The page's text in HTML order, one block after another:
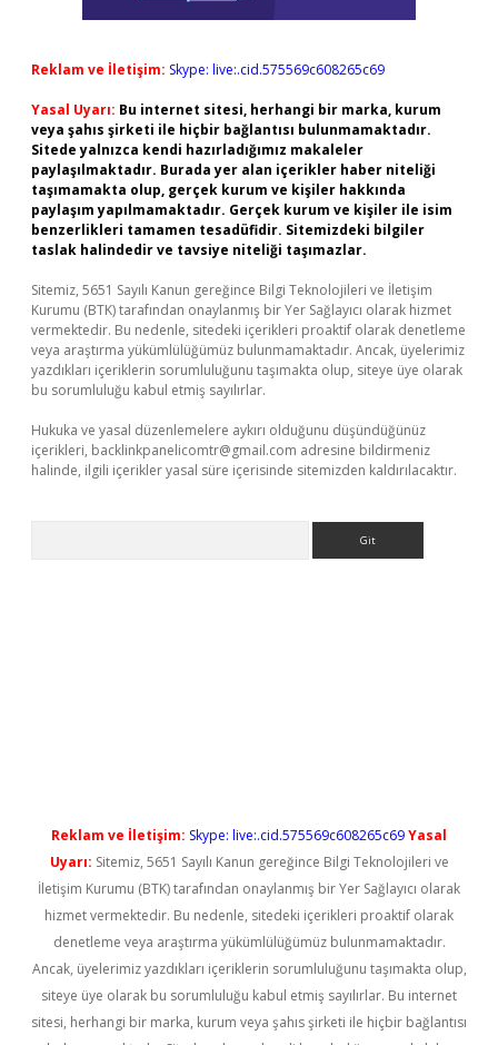
Reklam ve İletişim: Skype: live:.cid.575569c608265c69
Yasal Uyarı: Bu internet sitesi, herhangi bir marka, kurum
veya şahıs şirketi ile hiçbir bağlantısı bulunmamaktadır.
Sitede yalnızca kendi hazırladığımız makaleler
paylaşılmaktadır. Burada yer alan içerikler haber niteliği
taşımamakta olup, gerçek kurum ve kişiler hakkında
paylaşım yapılmamaktadır. Gerçek kurum ve kişiler ile isim
benzerlikleri tamamen tesadüfidir. Sitemizdeki bilgiler
taslak halindedir ve tavsiye niteliği taşımazlar.
Sitemiz, 5651 Sayılı Kanun gereğince Bilgi Teknolojileri ve İletişim
Kurumu (BTK) tarafından onaylanmış bir Yer Sağlayıcı olarak hizmet
vermektedir. Bu nedenle, sitedeki içerikleri proaktif olarak denetleme
veya araştırma yükümlülüğümüz bulunmamaktadır. Ancak, üyelerimiz
yazdıkları içeriklerin sorumluluğunu taşımakta olup, siteye üye olarak
bu sorumluluğu kabul etmiş sayılırlar.
Hukuka ve yasal düzenlemelere aykırı olduğunu düşündüğünüz
içerikleri, backlinkpanelicomtr@gmail.com adresine bildirmeniz
halinde, ilgili içerikler yasal süre içerisinde sitemizden kaldırılacaktır.
Reklam ve İletişim: Skype: live:.cid.575569c608265c69Yasal
Uyarı: Sitemiz, 5651 Sayılı Kanun gereğince Bilgi Teknolojileri ve
İletişim Kurumu (BTK) tarafından onaylanmış bir Yer Sağlayıcı olarak
hizmet vermektedir. Bu nedenle, sitedeki içerikleri proaktif olarak
denetleme veya araştırma yükümlülüğümüz bulunmamaktadır.
Ancak, üyelerimiz yazdıkları içeriklerin sorumluluğunu taşımakta olup,
siteye üye olarak bu sorumluluğu kabul etmiş sayılırlar. Bu internet
sitesi, herhangi bir marka, kurum veya şahıs şirketi ile hiçbir bağlantısı